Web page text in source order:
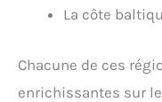
La côte
Chacune de ces
enrichissantes sur